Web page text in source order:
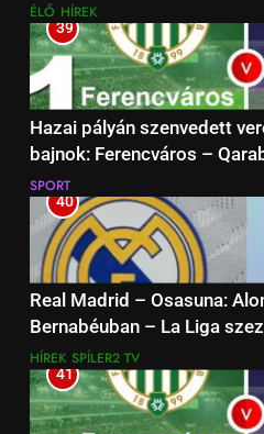
ÉLŐ HÍREK
39
Hazai pályán szenvedett
bajnok: Ferencváros –
SPORT
40
Real Madrid – Osasuna:
Bernabéuban – La Liga
kor
HÍREK SPÍLER2 TV
41